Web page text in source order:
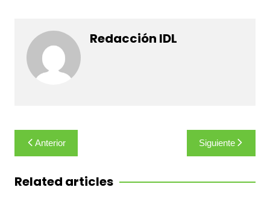
Redacción IDL
Navegación
de
entradas
Anterior Siguiente
Related articles